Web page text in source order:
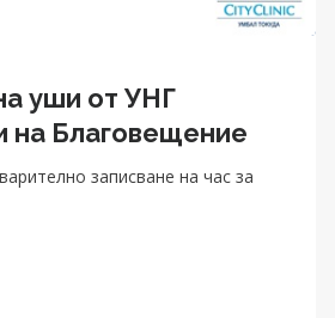
уши от УНГ
на Благовещение
записване на час за